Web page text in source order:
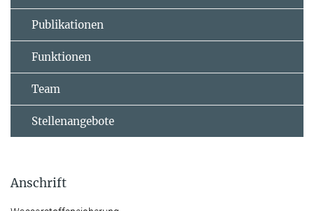
Publikationen
Funktionen
Team
Stellenangebote
Anschrift